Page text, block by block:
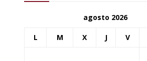
agosto 2026
L M X J V